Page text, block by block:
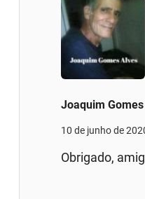
Joaquim
10 de junho de
Obrigado,